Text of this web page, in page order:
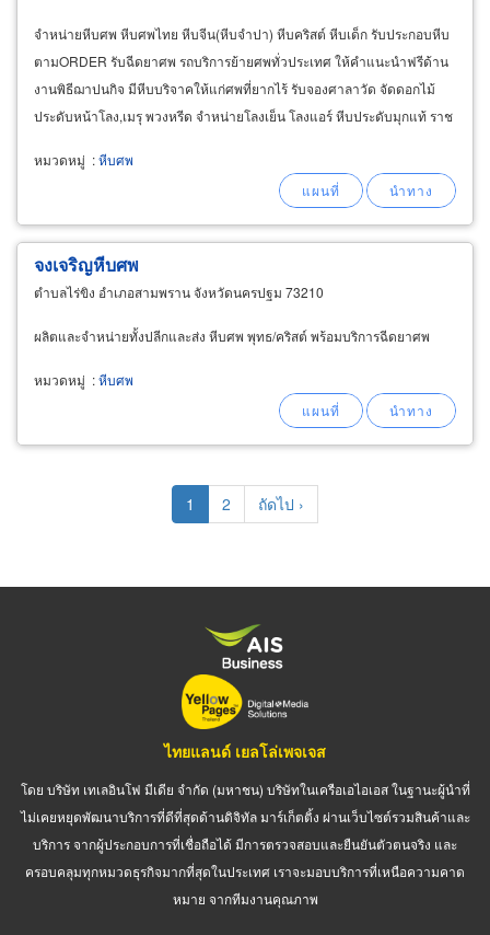
จำหน่ายหีบศพ หีบศพไทย หีบจีน(หีบจำปา) หีบคริสต์ หีบเด็ก รับประกอบหีบ
ตามORDER รับฉีดยาศพ รถบริการย้ายศพทั่วประเทศ ให้คำแนะนำฟรีด้าน
งานพิธีฌาปนกิจ มีหีบบริจาคให้แก่ศพที่ยากไร้ รับจองศาลาวัด จัดดอกไม้
ประดับหน้าโลง,เมรุ พวงหรีด จำหน่ายโลงเย็น โลงแอร์ หีบประดับมุกแท้ ราช
หมวดหมู่ :หีบศพ
จงเจริญหีบศพ
ตำบลไร่ขิง อำเภอสามพราน จังหวัดนครปฐม 73210
ผลิตและจำหน่ายทั้งปลีกและส่ง หีบศพ พุทธ/คริสต์ พร้อมบริการฉีดยาศพ
หมวดหมู่ :หีบศพ
Current
page
1 Page
2
Next
page
ถัดไป ›
ไทยแลนด์ เยลโล่เพจเจส
โดย บริษัท เทเลอินโฟ มีเดีย จำกัด (มหาชน) บริษัทในเครือเอไอเอส ในฐานะผู้นำที่
ไม่เคยหยุดพัฒนาบริการที่ดีที่สุดด้านดิจิทัล มาร์เก็ตติ้ง ผ่านเว็บไซต์รวมสินค้าและ
บริการ จากผู้ประกอบการที่เชื่อถือได้ มีการตรวจสอบและยืนยันตัวตนจริง และ
ครอบคลุมทุกหมวดธุรกิจมากที่สุดในประเทศ เราจะมอบบริการที่เหนือความคาด
หมาย จากทีมงานคุณภาพ